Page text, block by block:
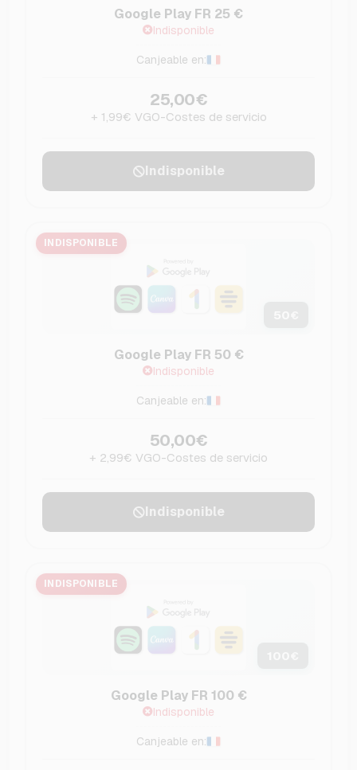
Google Play FR 25 €
Indisponible
Canjeable en:
25,00€
+ 1,99€ VGO-Costes de servicio
Indisponible
INDISPONIBLE
Google Play FR 50 €
Indisponible
Canjeable en:
50,00€
+ 2,99€ VGO-Costes de servicio
Indisponible
INDISPONIBLE
Google Play FR 100 €
Indisponible
Canjeable en: